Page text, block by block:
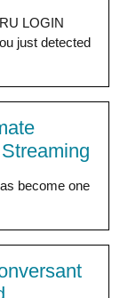
LOGIN
just detected
become one